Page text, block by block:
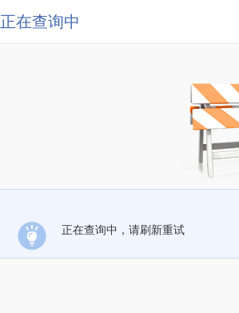
正在查询中
正在查询中，请刷新重试